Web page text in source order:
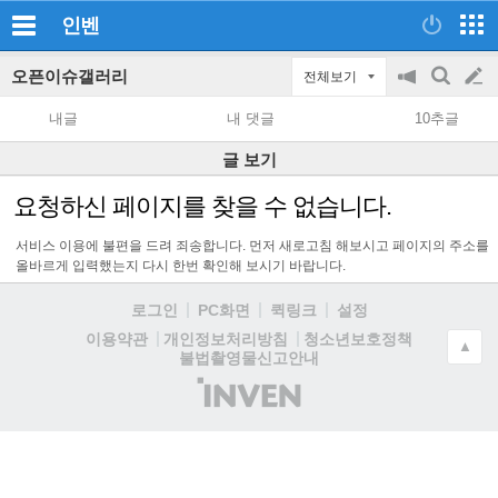
인벤
오픈이슈갤러리 전체보기
공
지
on/off
검
색
글
쓰
기
내글 내 댓글 10추글
글 보기
요청하신 페이지를 찾을 수 없습니다.
서비스 이용에 불편을 드려 죄송합니다. 먼저 새로고침 해보시고 페이지의 주소를
올바르게 입력했는지 다시 한번 확인해 보시기 바랍니다.
로그인 PC화면 퀵링크
설정
이용약관
개인정보처리방침
청소년보호정책
불법촬영물신고안내
(주)
인
▲